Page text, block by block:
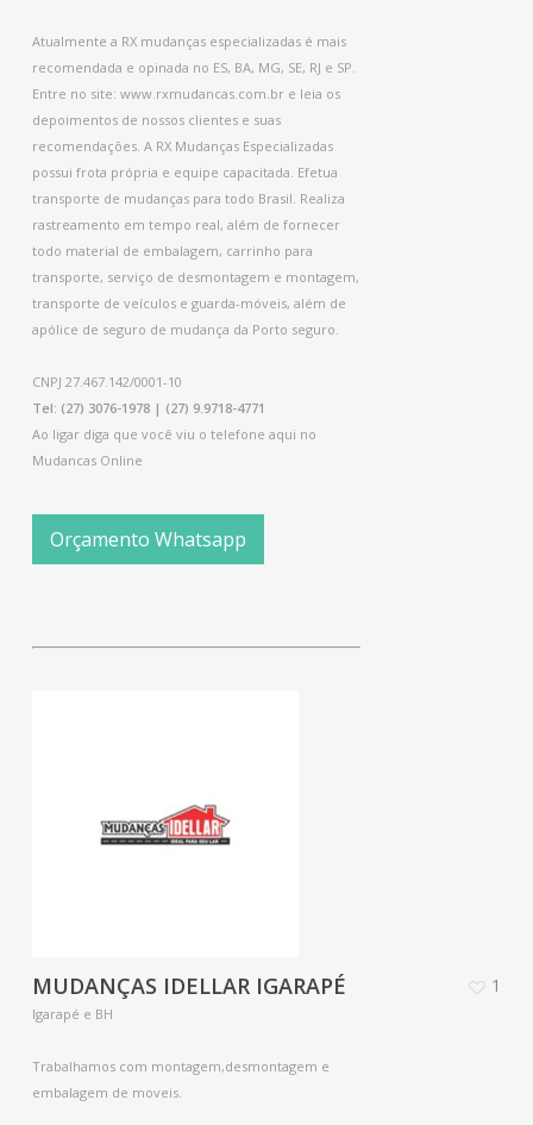
Atualmente a RX mudanças especializadas é mais
recomendada e opinada no ES, BA, MG, SE, RJ e SP.
Entre no site: www.rxmudancas.com.br e leia os
depoimentos de nossos clientes e suas
recomendações. A RX Mudanças Especializadas
possui frota própria e equipe capacitada. Efetua
transporte de mudanças para todo Brasil. Realiza
rastreamento em tempo real, além de fornecer
todo material de embalagem, carrinho para
transporte, serviço de desmontagem e montagem,
transporte de veículos e guarda-móveis, além de
apólice de seguro de mudança da Porto seguro.
CNPJ 27.467.142/0001-10
Tel: (27) 3076-1978 | (27) 9.9718-4771
Ao ligar diga que você viu o telefone aqui no
Mudancas Online
Orçamento Whatsapp
MUDANÇAS IDELLAR IGARAPÉ
Igarapé e BH
Trabalhamos com montagem,desmontagem e
embalagem de moveis.
1